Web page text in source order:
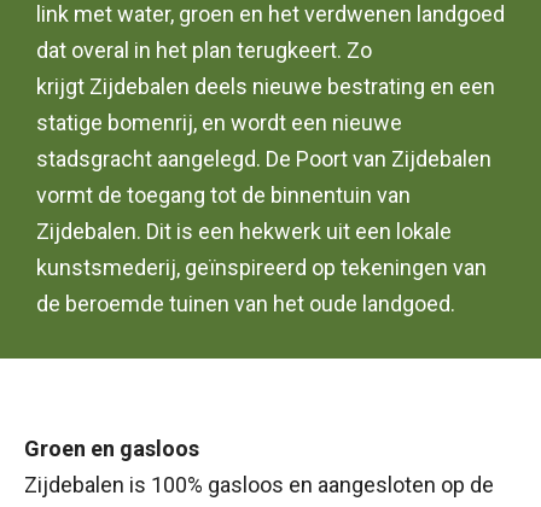
link met water, groen en het verdwenen landgoed
dat overal in het plan terugkeert. Zo
krijgt Zijdebalen deels nieuwe bestrating en een
statige bomenrij, en wordt een nieuwe
stadsgracht aangelegd. De Poort van Zijdebalen
vormt de toegang tot de binnentuin van
Zijdebalen. Dit is een hekwerk uit een lokale
kunstsmederij, geïnspireerd op tekeningen van
de beroemde tuinen van het oude landgoed.
Groen en gasloos
Zijdebalen is 100% gasloos en aangesloten op de